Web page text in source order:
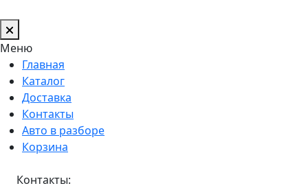
Меню
Главная
Каталог
Доставка
Контакты
Авто в разборе
Корзина
Контакты: